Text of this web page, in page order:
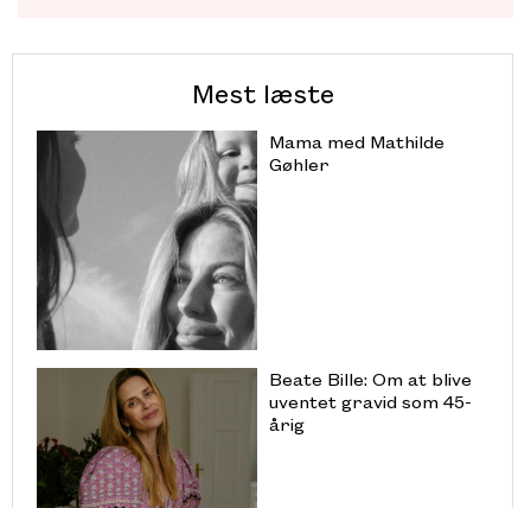
Mest læste
Mama med Mathilde
Gøhler
Beate Bille: Om at blive
uventet gravid som 45-
årig